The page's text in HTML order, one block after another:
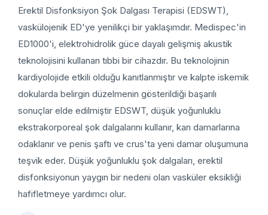
Erektil Disfonksiyon Şok Dalgası Terapisi (EDSWT),
vaskülojenik ED'ye yenilikçi bir yaklaşımdır. Medispec'in
ED1000'i, elektrohidrolik güce dayalı gelişmiş akustik
teknolojisini kullanan tıbbi bir cihazdır. Bu teknolojinin
kardiyolojide etkili olduğu kanıtlanmıştır ve kalpte iskemik
dokularda belirgin düzelmenin gösterildiği başarılı
sonuçlar elde edilmiştir EDSWT, düşük yoğunluklu
ekstrakorporeal şok dalgalarını kullanır, kan damarlarına
odaklanır ve penis şaftı ve crus'ta yeni damar oluşumuna
teşvik eder. Düşük yoğunluklu şok dalgaları, erektil
disfonksiyonun yaygın bir nedeni olan vasküler eksikliği
hafifletmeye yardımcı olur.